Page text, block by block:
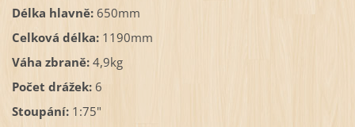
Délka hlavně:650mm
Celková délka: 1190mm
Váha zbraně:4,9kg
Počet drážek:6
Stoupání:1:75"